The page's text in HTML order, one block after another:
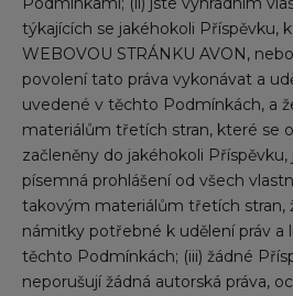
týkajících se jakéhokoli Příspěvku,
WEBOVOU STRÁNKU AVON,
povolení tato práva vykonávat a
uvedené v těchto Podmínkách, a
materiálům třetích stran, které se
začleněny do jakéhokoli Příspěvku,
písemná prohlášení od všech
takovým materiálům třetích stran,
námitky potřebné k udělení práv a
těchto Podmínkách; (iii) žádné
neporušují žádná autorská práva,